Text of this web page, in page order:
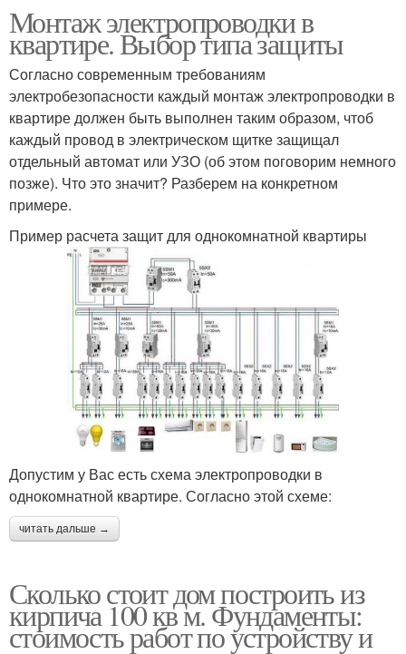
Монтаж электропроводки в
квартире. Выбор типа защиты
Согласно современным требованиям
электробезопасности каждый монтаж электропроводки в
квартире должен быть выполнен таким образом, чтоб
каждый провод в электрическом щитке защищал
отдельный автомат или УЗО (об этом поговорим немного
позже). Что это значит? Разберем на конкретном
примере.
Пример расчета защит для однокомнатной квартиры
Допустим у Вас есть схема электропроводки в
однокомнатной квартире. Согласно этой схеме:
читать дальше →
Сколько стоит дом построить из
кирпича 100 кв м. Фундаменты:
стоимость работ по устройству и